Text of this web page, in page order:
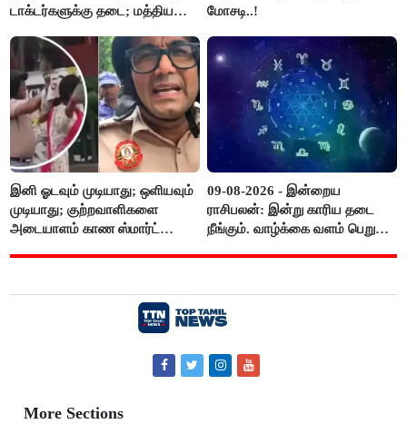
டாக்டர்களுக்கு தடை; மத்திய
மோசடி..!
இனி ஓடவும் முடியாது; ஒளியவும்
முடியாது; குற்றவாளிகளை
அடையாளம் காண ஸ்மார்ட்
09-08-2026 - இன்றைய
ராசிபலன்: இன்று காரிய தடை
நீங்கும். வாழ்க்கை வளம் பெறும்.
More Sections